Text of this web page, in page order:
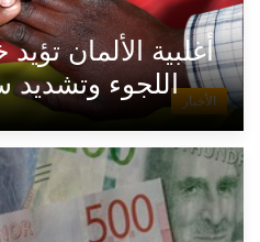
الأخبار
أغلبية الألمان
اللجوء وتشديد